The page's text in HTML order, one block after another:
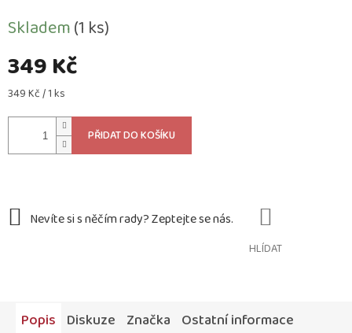
349 Kč
Měrná
349 Kč / 1 ks
Skladem(1 ks)
PŘIDAT DO KOŠÍKU
HLÍDAT
Popis Diskuze Značka Ostatní informace